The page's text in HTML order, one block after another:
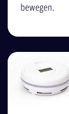
bewegen.